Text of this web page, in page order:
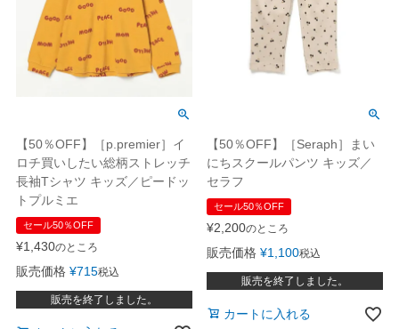
【50％OFF】［p.premier］イ
ロチ買いしたい総柄ストレッチ
長袖Tシャツ キッズ／ピードッ
トプルミエ
セール50％OFF
¥1,430のところ
販売価格 ¥715税込
販売を終了しました。
【50％OFF】［Seraph］まい
にちスクールパンツ キッズ／
セラフ
セール50％OFF
¥2,200のところ
販売価格 ¥1,100税込
販売を終了しました。
カートに入れる